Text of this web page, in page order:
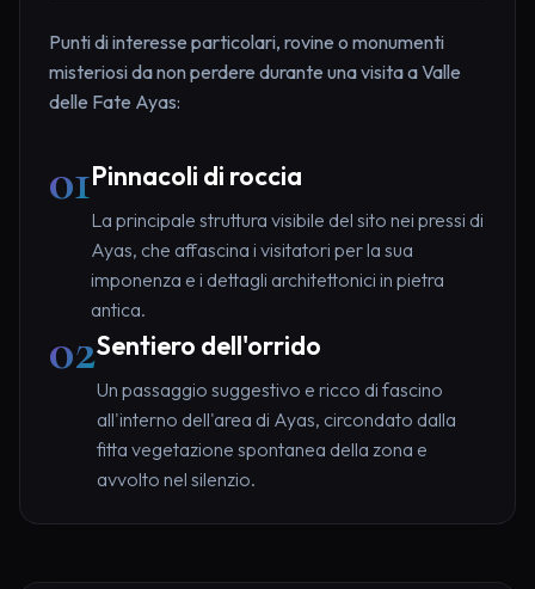
Punti di interesse particolari, rovine o monumenti
misteriosi da non perdere durante una visita a Valle
delle Fate Ayas:
01Pinnacoli di roccia
La principale struttura visibile del sito nei pressi di
Ayas, che affascina i visitatori per la sua
imponenza e i dettagli architettonici in pietra
antica.
02Sentiero dell'orrido
Un passaggio suggestivo e ricco di fascino
all'interno dell'area di Ayas, circondato dalla
fitta vegetazione spontanea della zona e
avvolto nel silenzio.